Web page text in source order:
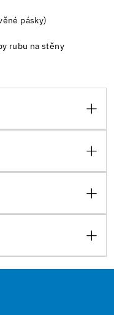
pásky)
rubu na stěny